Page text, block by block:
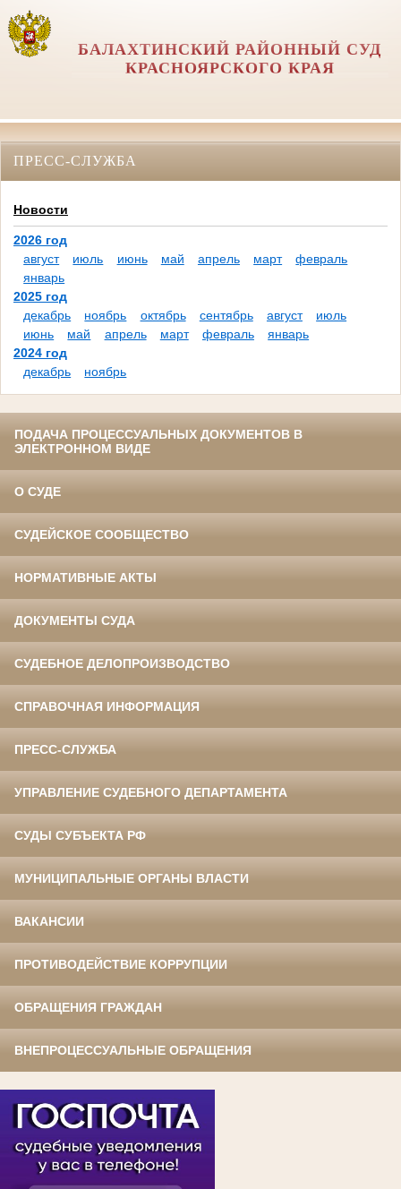
БАЛАХТИНСКИЙ РАЙОННЫЙ СУД
КРАСНОЯРСКОГО КРАЯ
ПРЕСС-СЛУЖБА
Новости
2026 год
август
июль июнь май апрель март
февраль
январь
2025 год
декабрь
ноябрь октябрь сентябрь август
июль
июнь
май апрель март февраль
январь
2024 год
декабрь
ноябрь
ПОДАЧА ПРОЦЕССУАЛЬНЫХ ДОКУМЕНТОВ В
ЭЛЕКТРОННОМ ВИДЕ
О СУДЕ
СУДЕЙСКОЕ СООБЩЕСТВО
НОРМАТИВНЫЕ АКТЫ
ДОКУМЕНТЫ СУДА
СУДЕБНОЕ ДЕЛОПРОИЗВОДСТВО
СПРАВОЧНАЯ ИНФОРМАЦИЯ
ПРЕСС-СЛУЖБА
УПРАВЛЕНИЕ СУДЕБНОГО ДЕПАРТАМЕНТА
СУДЫ СУБЪЕКТА РФ
МУНИЦИПАЛЬНЫЕ ОРГАНЫ ВЛАСТИ
ВАКАНСИИ
ПРОТИВОДЕЙСТВИЕ КОРРУПЦИИ
ОБРАЩЕНИЯ ГРАЖДАН
ВНЕПРОЦЕССУАЛЬНЫЕ ОБРАЩЕНИЯ